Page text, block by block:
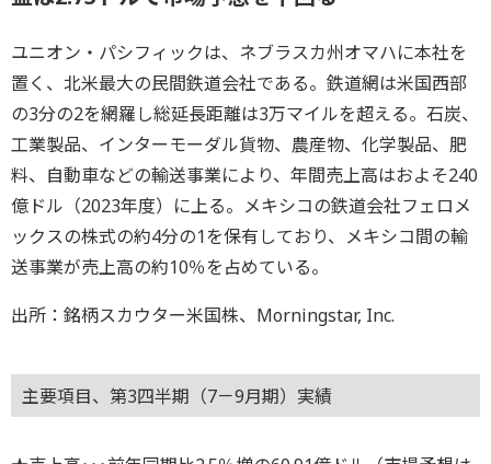
ユニオン・パシフィックは、ネブラスカ州オマハに本社を
置く、北米最大の民間鉄道会社である。鉄道網は米国西部
の3分の2を網羅し総延長距離は3万マイルを超える。石炭、
工業製品、インターモーダル貨物、農産物、化学製品、肥
料、自動車などの輸送事業により、年間売上高はおよそ240
億ドル（2023年度）に上る。メキシコの鉄道会社フェロメ
ックスの株式の約4分の1を保有しており、メキシコ間の輸
送事業が売上高の約10％を占めている。
出所：銘柄スカウター米国株、Morningstar, Inc.
主要項目、第3四半期（7－9月期）実績